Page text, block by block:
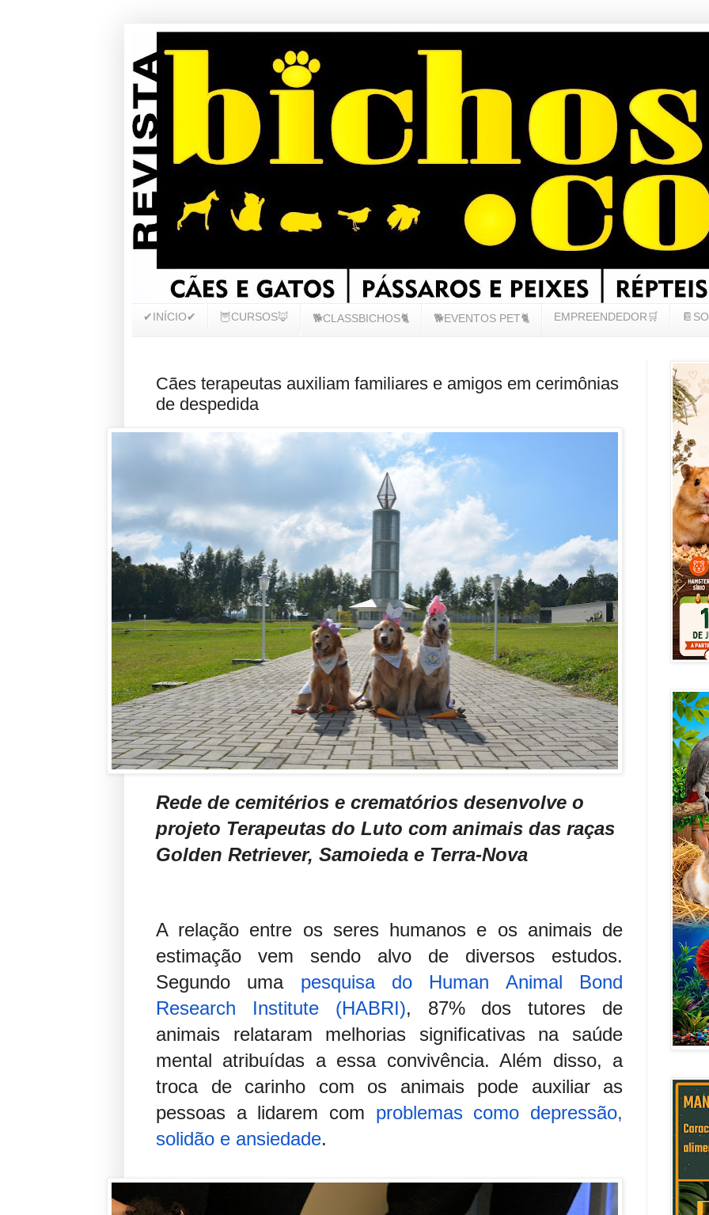
✔INÍCIO✔ 🦉CURSOS🦊 🐕CLASSBICHOS🐈 🐕EVENTOS PET🐈 EMPREENDEDOR🛒
Cães terapeutas auxiliam familiares e amigos em cerimônias
de despedida
Rede de cemitérios e crematórios desenvolve o
projeto Terapeutas do Luto com animais das raças
Golden Retriever, Samoieda e Terra-Nova
A relação entre os seres humanos e os animais de
estimação vem sendo alvo de diversos estudos.
Segundo uma pesquisa do Human Animal Bond
Research Institute (HABRI), 87% dos tutores de
animais relataram melhorias significativas na saúde
mental atribuídas a essa convivência. Além disso, a
troca de carinho com os animais pode auxiliar as
pessoas a lidarem com problemas como depressão,
solidão e ansiedade.